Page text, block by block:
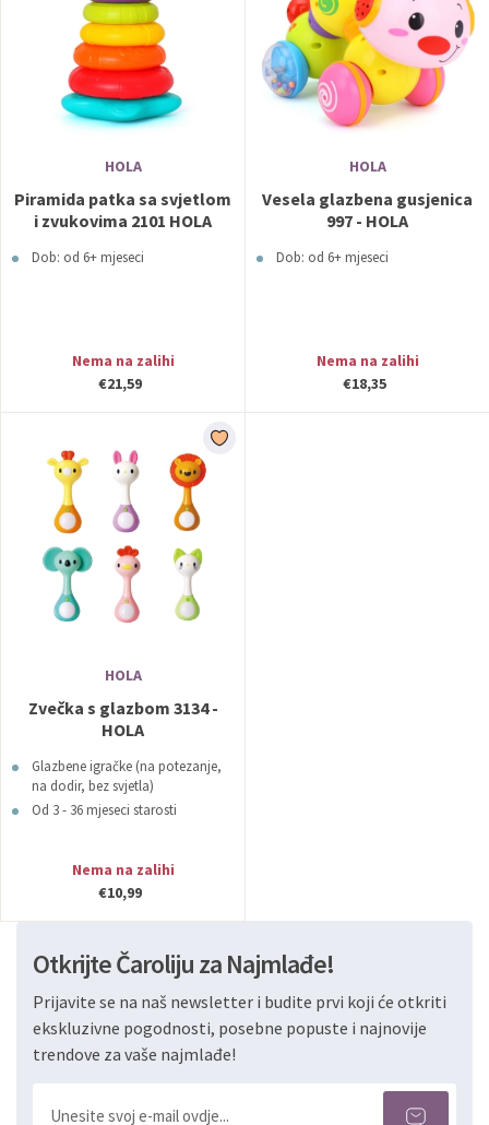
HOLA
Piramida patka sa svjetlom
i zvukovima 2101 HOLA
Dob: od 6+ mjeseci
Nema na zalihi
€21,59
HOLA
Vesela glazbena gusjenica
997 - HOLA
Dob: od 6+ mjeseci
Nema na zalihi
€18,35
HOLA
Zvečka s glazbom 3134 -
HOLA
Glazbene igračke (na potezanje,
na dodir, bez svjetla)
Od 3 - 36 mjeseci starosti
Nema na zalihi
€10,99
Otkrijte Čaroliju za Najmlađe!
Prijavite se na naš newsletter i budite prvi koji će otkriti
ekskluzivne pogodnosti, posebne popuste i najnovije
trendove za vaše najmlađe!